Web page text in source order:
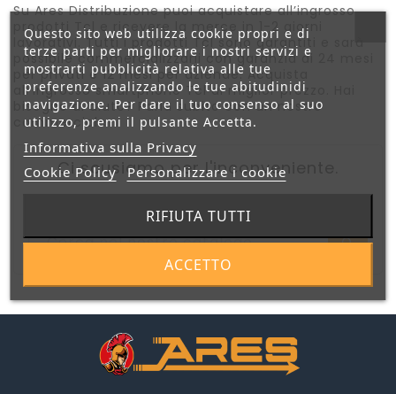
Su Ares Distribuzione puoi acquistare all’ingrosso
prodotti Tcl e ricevere la merce in 1-2 giorni
lavorativi. Tutti i prodotti Tcl sono garantiti e sarà
possibile commercializzarli con garanzia di 24 mesi
per privati e 12 mesi per aziende. Acquista
all’ingrosso smartphone Tcl al miglior prezzo. Hai
bisogno di aiuto? Parla subito con un nostro
commerciale
Ci scusiamo per l'inconveniente.
Questo sito web utilizza cookie propri e di
terze parti per migliorare i nostri servizi e
mostrarti pubblicità relativa alle tue
preferenze analizzando le tue abitudinidi
navigazione. Per dare il tuo consenso al suo
utilizzo, premi il pulsante Accetta.
Informativa sulla Privacy
Cookie Policy
Personalizzare i cookie
RIFIUTA TUTTI
ACCETTO